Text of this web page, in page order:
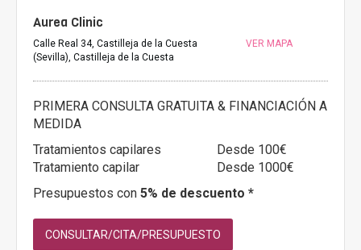
Aurea Clinic
Calle Real 34, Castilleja de la Cuesta
(Sevilla), Castilleja de la Cuesta
VER MAPA
PRIMERA CONSULTA GRATUITA & FINANCIACIÓN A
MEDIDA
Tratamientos capilares
Desde 100€
Tratamiento capilar
Desde 1000€
Presupuestos con 5% de descuento *
CONSULTAR/CITA/PRESUPUESTO